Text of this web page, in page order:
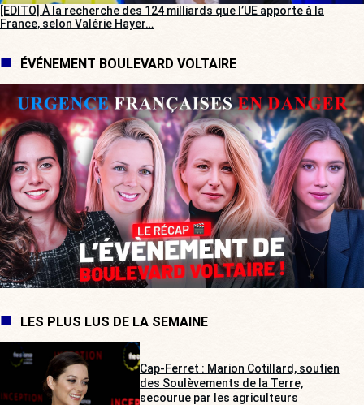
[EDITO] À la recherche des 124 milliards que l’UE apporte à la
France, selon Valérie Hayer…
ÉVÉNEMENT BOULEVARD VOLTAIRE
LES PLUS LUS DE LA SEMAINE
Cap-Ferret : Marion Cotillard, soutien
des Soulèvements de la Terre,
secourue par les agriculteurs